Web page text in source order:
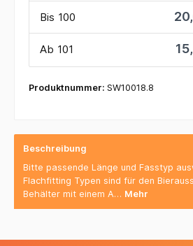
Bis 100
Ab 101
Produktnummer: SW10018.8
Beschreibung
Bitte passende Länge und Fasstyp
Flachfitting Typen sind für den
Behälter mit einem A… Mehr